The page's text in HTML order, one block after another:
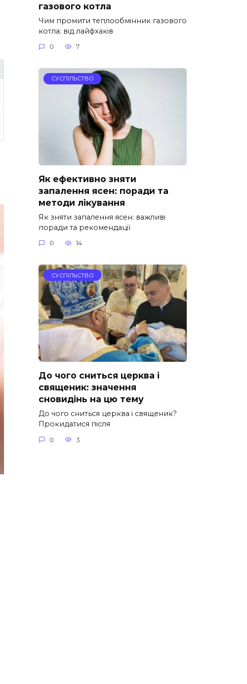
газового котла
Чим промити теплообмінник газового
котла: від лайфхаків
0 7
СУСПІЛЬСТВО
Як ефективно зняти
запалення ясен: поради та
методи лікування
Як зняти запалення ясен: важливі
поради та рекомендації
0 14
СУСПІЛЬСТВО
До чого сниться церква і
священик: значення
сновидінь на цю тему
До чого сниться церква і священик?
Прокидатися після
0 3